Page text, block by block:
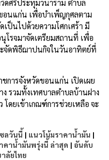
ดศรีประทุมวนาราม ตำบล
อนแก่น เพื่อบำเพ็ญกุศลตาม
ป็นไปด้วยความโศกเศร้า มี
โรจมาจัดเตรียมสถานที่ เพื่อ
จัดพิธีฌาปนกิจในวันอาทิตย์ที่
การจังหวัดขอนแก่น เปิดเผย
รวมทั้งเทศบาลตำบลบ้านฝาง
โดยเข้าเกณฑ์การช่วยเหลือ จะ
ลวันนี้ | แนวโน้มราคาน้ำมัน |
คาน้ำมันพรุ่งนี้ ล่าสุด | อันดับ
ลัยไทย